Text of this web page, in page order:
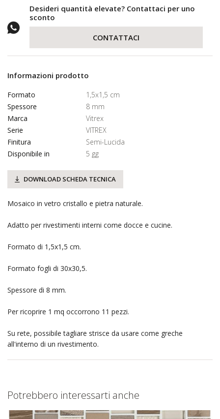
Desideri quantità elevate? Contattaci per uno
sconto
CONTATTACI
Informazioni prodotto
Formato
1,5x1,5 cm
Spessore
8 mm
Marca
Vitrex
Serie
VITREX
Finitura
Semi-Lucida
Disponibile in
5 gg
DOWNLOAD SCHEDA TECNICA
Mosaico in vetro cristallo e pietra naturale.
Adatto per rivestimenti interni come docce e cucine.
Formato di 1,5x1,5 cm.
Formato fogli di 30x30,5.
Spessore di 8 mm.
Per ricoprire 1 mq occorrono 11 pezzi.
Su rete, possibile tagliare strisce da usare come greche
all'interno di un rivestimento.
Potrebbero interessarti anche